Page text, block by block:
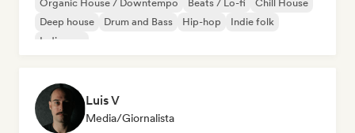
Organic House / Downtempo Beats / Lo-fi
Chill House
Deep house
Drum and Bass Hip-hop
Indie folk
Indie pop
Luis V
Media/Giornalista